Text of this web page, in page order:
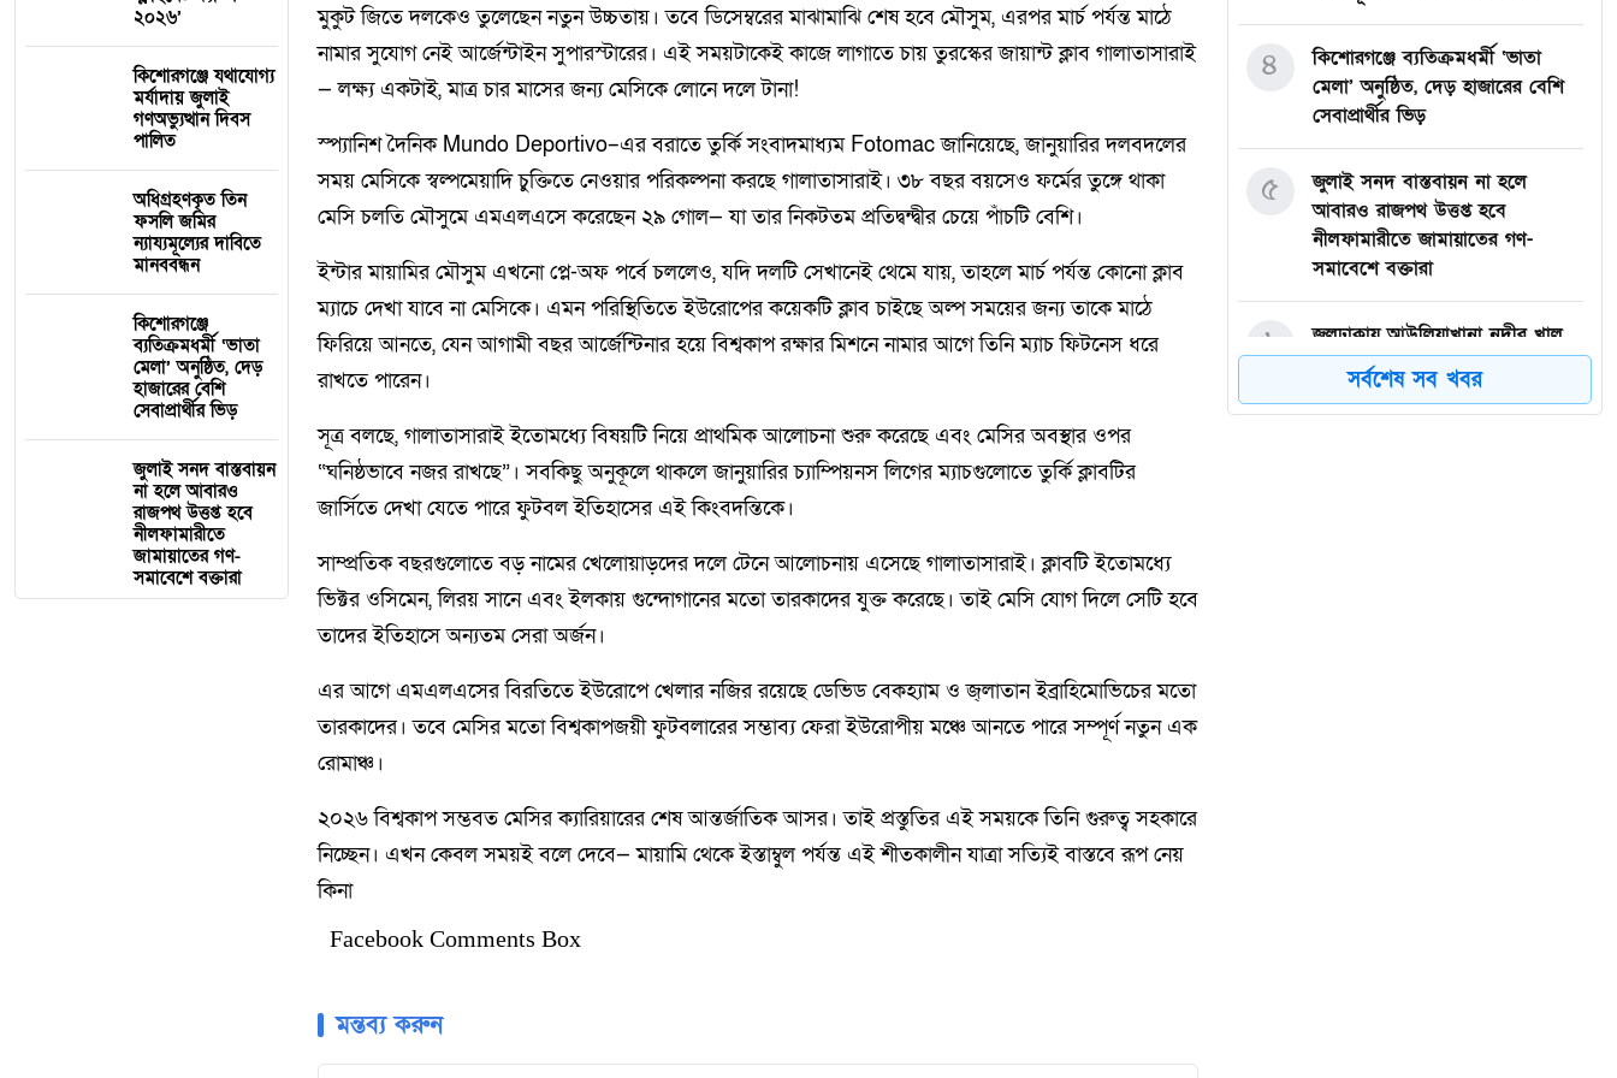
২০২৬’
কিশোরগঞ্জে যথাযোগ্য
মর্যাদায় জুলাই
গণঅভ্যুত্থান দিবস
পালিত
অধিগ্রহণকৃত তিন
ফসলি জমির
ন্যায্যমূল্যের দাবিতে
মানববন্ধন
কিশোরগঞ্জে
ব্যতিক্রমধর্মী ‘ভাতা
মেলা’ অনুষ্ঠিত, দেড়
হাজারের বেশি
সেবাপ্রার্থীর ভিড়
জুলাই সনদ বাস্তবায়ন
না হলে আবারও
রাজপথ উত্তপ্ত হবে
নীলফামারীতে
জামায়াতের গণ-
সমাবেশে বক্তারা
মুকুট জিতে দলকেও তুলেছেন নতুন উচ্চতায়। তবে ডিসেম্বরের মাঝামাঝি শেষ হবে মৌসুম, এরপর মার্চ পর্যন্ত মাঠে
নামার সুযোগ নেই আর্জেন্টাইন সুপারস্টারের। এই সময়টাকেই কাজে লাগাতে চায় তুরস্কের জায়ান্ট ক্লাব গালাতাসারাই
— লক্ষ্য একটাই, মাত্র চার মাসের জন্য মেসিকে লোনে দলে টানা!
স্প্যানিশ দৈনিক Mundo Deportivo–এর বরাতে তুর্কি সংবাদমাধ্যম Fotomac জানিয়েছে, জানুয়ারির দলবদলের
সময় মেসিকে স্বল্পমেয়াদি চুক্তিতে নেওয়ার পরিকল্পনা করছে গালাতাসারাই। ৩৮ বছর বয়সেও ফর্মের তুঙ্গে থাকা
মেসি চলতি মৌসুমে এমএলএসে করেছেন ২৯ গোল— যা তার নিকটতম প্রতিদ্বন্দ্বীর চেয়ে পাঁচটি বেশি।
ইন্টার মায়ামির মৌসুম এখনো প্লে-অফ পর্বে চললেও, যদি দলটি সেখানেই থেমে যায়, তাহলে মার্চ পর্যন্ত কোনো ক্লাব
ম্যাচে দেখা যাবে না মেসিকে। এমন পরিস্থিতিতে ইউরোপের কয়েকটি ক্লাব চাইছে অল্প সময়ের জন্য তাকে মাঠে
ফিরিয়ে আনতে, যেন আগামী বছর আর্জেন্টিনার হয়ে বিশ্বকাপ রক্ষার মিশনে নামার আগে তিনি ম্যাচ ফিটনেস ধরে
রাখতে পারেন।
সূত্র বলছে, গালাতাসারাই ইতোমধ্যে বিষয়টি নিয়ে প্রাথমিক আলোচনা শুরু করেছে এবং মেসির অবস্থার ওপর
“ঘনিষ্ঠভাবে নজর রাখছে”। সবকিছু অনুকূলে থাকলে জানুয়ারির চ্যাম্পিয়নস লিগের ম্যাচগুলোতে তুর্কি ক্লাবটির
জার্সিতে দেখা যেতে পারে ফুটবল ইতিহাসের এই কিংবদন্তিকে।
সাম্প্রতিক বছরগুলোতে বড় নামের খেলোয়াড়দের দলে টেনে আলোচনায় এসেছে গালাতাসারাই। ক্লাবটি ইতোমধ্যে
ভিক্টর ওসিমেন, লিরয় সানে এবং ইলকায় গুন্দোগানের মতো তারকাদের যুক্ত করেছে। তাই মেসি যোগ দিলে সেটি হবে
তাদের ইতিহাসে অন্যতম সেরা অর্জন।
এর আগে এমএলএসের বিরতিতে ইউরোপে খেলার নজির রয়েছে ডেভিড বেকহ্যাম ও জ্লাতান ইব্রাহিমোভিচের মতো
তারকাদের। তবে মেসির মতো বিশ্বকাপজয়ী ফুটবলারের সম্ভাব্য ফেরা ইউরোপীয় মঞ্চে আনতে পারে সম্পূর্ণ নতুন এক
রোমাঞ্চ।
২০২৬ বিশ্বকাপ সম্ভবত মেসির ক্যারিয়ারের শেষ আন্তর্জাতিক আসর। তাই প্রস্তুতির এই সময়কে তিনি গুরুত্ব সহকারে
নিচ্ছেন। এখন কেবল সময়ই বলে দেবে— মায়ামি থেকে ইস্তাম্বুল পর্যন্ত এই শীতকালীন যাত্রা সত্যিই বাস্তবে রূপ নেয়
কিনা
Facebook Comments Box
মন্তব্য করুন
কিশোরগঞ্জে ব্যতিক্রমধর্মী ‘ভাতা
মেলা’ অনুষ্ঠিত, দেড় হাজারের বেশি
সেবাপ্রার্থীর ভিড়
৪
জুলাই সনদ বাস্তবায়ন না হলে
আবারও রাজপথ উত্তপ্ত হবে
নীলফামারীতে জামায়াতের গণ-
সমাবেশে বক্তারা
৫
জলঢাকায় আউলিয়াখানা নদীর খাল
খননের দাবিতে মানববন্ধন
৬
সর্বশেষ সব খবর